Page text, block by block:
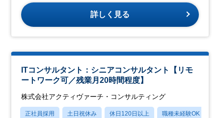
詳しく見る
ITコンサルタント：シニアコンサルタント【リモ
ートワーク可／残業月20時間程度】
株式会社アクティヴァーチ・コンサルティング
正社員採用 土日祝休み 休日120日以上 職種未経験OK